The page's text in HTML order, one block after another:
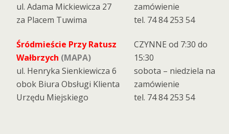
ul. Adama Mickiewicza 27
za Placem Tuwima
zamówienie
tel. 74 84 253 54
Śródmieście Przy Ratusz
Wałbrzych (MAPA)
ul. Henryka Sienkiewicza 6
obok Biura Obsługi Klienta
Urzędu Miejskiego
CZYNNE od 7:30 do
15:30
sobota – niedziela na
zamówienie
tel. 74 84 253 54